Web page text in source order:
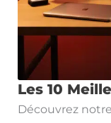
Les 10
Découvrez